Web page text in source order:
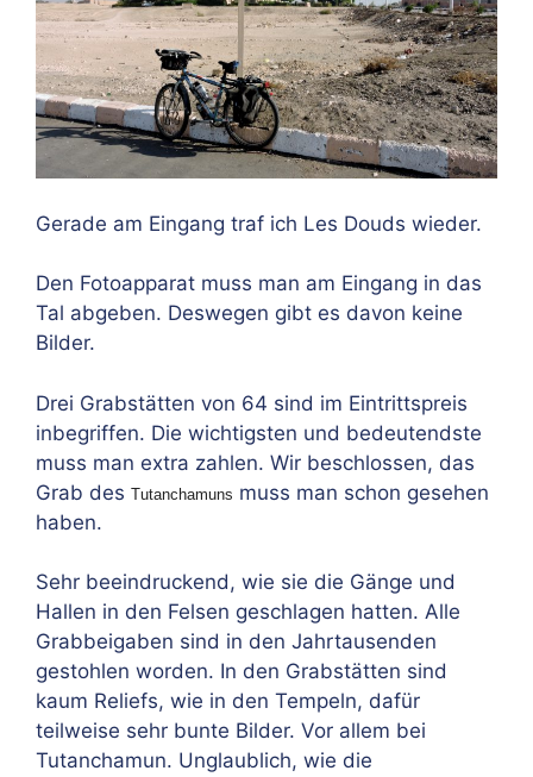
Gerade am Eingang traf ich Les Douds wieder.
Den Fotoapparat muss man am Eingang in das
Tal abgeben. Deswegen gibt es davon keine
Bilder.
Drei Grabstätten von 64 sind im Eintrittspreis
inbegriffen. Die wichtigsten und bedeutendste
muss man extra zahlen. Wir beschlossen, das
Grab des Tutanchamuns muss man schon gesehen
haben.
Sehr beeindruckend, wie sie die Gänge und
Hallen in den Felsen geschlagen hatten. Alle
Grabbeigaben sind in den Jahrtausenden
gestohlen worden. In den Grabstätten sind
kaum Reliefs, wie in den Tempeln, dafür
teilweise sehr bunte Bilder. Vor allem bei
Tutanchamun. Unglaublich, wie die